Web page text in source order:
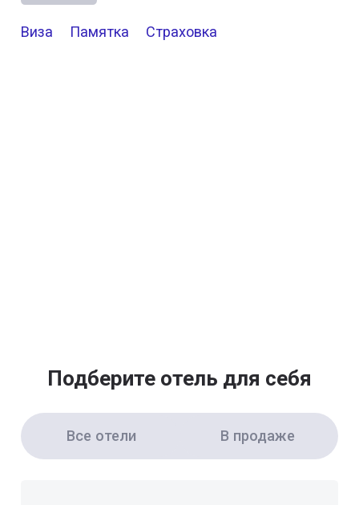
Виза Памятка Страховка
Подберите отель для себя
Все отели В продаже